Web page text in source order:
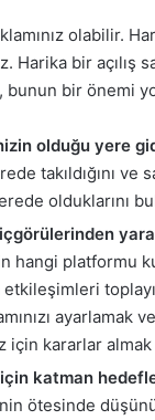
olabilir.
Harika bir açılış
bunun bir önemi
olduğu yere
takıldığını ve
olduklarını
hangi platformu
etkileşimleri
ayarlamak
için kararlar
katman
ötesinde